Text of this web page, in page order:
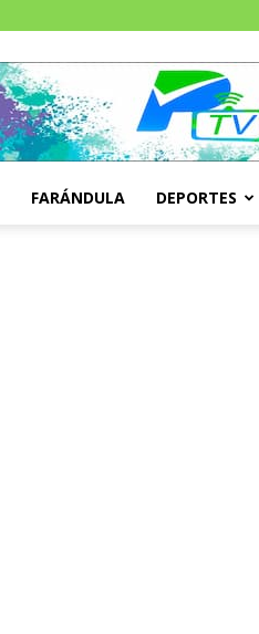
FARÁNDULA DEPORTES